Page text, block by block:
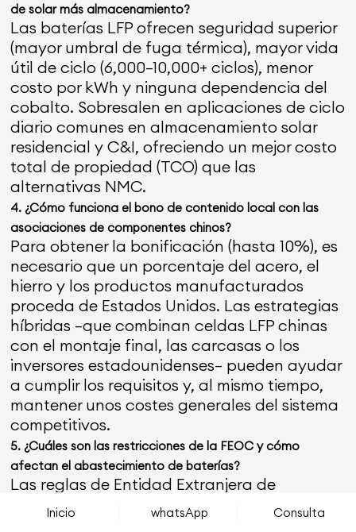
de solar más almacenamiento?
Las baterías LFP ofrecen seguridad superior
(mayor umbral de fuga térmica), mayor vida
útil de ciclo (6,000–10,000+ ciclos), menor
costo por kWh y ninguna dependencia del
cobalto. Sobresalen en aplicaciones de ciclo
diario comunes en almacenamiento solar
residencial y C&I, ofreciendo un mejor costo
total de propiedad (TCO) que las
alternativas NMC.
4. ¿Cómo funciona el bono de contenido local con las
asociaciones de componentes chinos?
Para obtener la bonificación (hasta 10%), es
necesario que un porcentaje del acero, el
hierro y los productos manufacturados
proceda de Estados Unidos. Las estrategias
híbridas —que combinan celdas LFP chinas
con el montaje final, las carcasas o los
inversores estadounidenses— pueden ayudar
a cumplir los requisitos y, al mismo tiempo,
mantener unos costes generales del sistema
competitivos.
5. ¿Cuáles son las restricciones de la FEOC y cómo
afectan el abastecimiento de baterías?
Las reglas de Entidad Extranjera de
Preocupación (FEOC, por sus siglas en inglés)
limitan los créditos para proyectos que
Inicio whatsApp Consulta